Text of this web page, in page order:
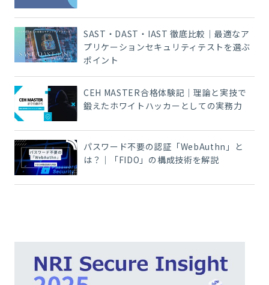
SAST・DAST・IAST 徹底比較｜最適なア
プリケーションセキュリティテストを選ぶ
ポイント
CEH MASTER合格体験記｜理論と実技で
鍛えたホワイトハッカーとしての実務力
パスワード不要の認証「WebAuthn」と
は？｜「FIDO」の構成技術を解説